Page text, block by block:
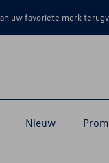
uw favoriete merk
Nieuw